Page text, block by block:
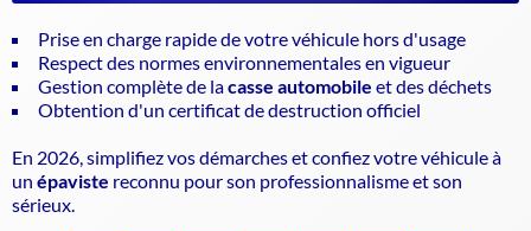
Prise en charge rapide de votre véhicule hors d'usage
Respect des normes environnementales en vigueur
Gestion complète de lacasse automobile et des déchets
Obtention d'un certificat de destruction officiel
En 2026, simplifiez vos démarches et confiez votre véhicule à
un épaviste reconnu pour son professionnalisme et son
sérieux.